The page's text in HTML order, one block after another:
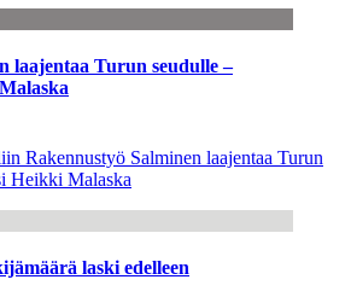
laajentaa Turun seudulle –
Rakennustyö Salminen laajentaa Turun
Heikki Malaska
laski edelleen